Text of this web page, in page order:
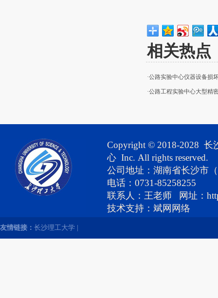
相关热点
·公路实验中心仪器设备损
·公路工程实验中心大型精
Copyright © 2018-2028 长
心 Inc. All rights reserved.
公司地址：湖南省长沙市
电话：0731-85258255
联系人：王老师 网址：
技术支持： 斌网网络
友情链接： 长沙理工大学